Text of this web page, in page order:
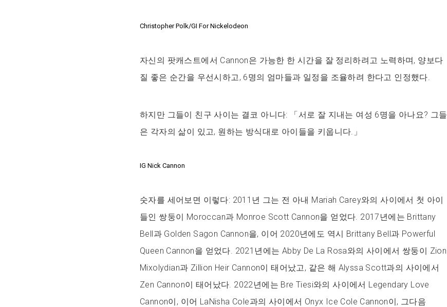
Christopher Polk/GI For Nickelodeon
자신의 팟캐스트에서 Cannon은 가능한 한 시간을 잘 정리하려고 노력하며, 양보다
질 좋은 순간을 우선시하고, 6명의 엄마들과 일정을 조율하려 한다고 인정했다.
하지만 그들이 친구 사이는 결코 아니다: 「서로 잘 지내는 여성 6명을 아나요? 그들
은 각자의 삶이 있고, 원하는 방식대로 아이들을 키웁니다.」
IG Nick Cannon
숫자를 세어보면 이렇다: 2011년 그는 전 아내 Mariah Carey와의 사이에서 첫 아이
들인 쌍둥이 Moroccan과 Monroe Scott Cannon을 얻었다. 2017년에는 Brittany
Bell과 Golden Sagon Cannon을, 이어 2020년에도 역시 Brittany Bell과 Powerful
Queen Cannon을 얻었다. 2021년에는 Abby De La Rosa와의 사이에서 쌍둥이 Zion
Mixolydian과 Zillion Heir Cannon이 태어났고, 같은 해 Alyssa Scott과의 사이에서
Zen Cannon이 태어났다. 2022년에는 Bre Tiesi와의 사이에서 Legendary Love
Cannon이, 이어 LaNisha Cole과의 사이에서 Onyx Ice Cole Cannon이, 그다음